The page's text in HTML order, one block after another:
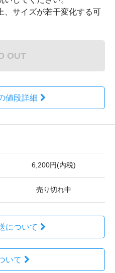
、サイズが若干変化する可
OUT
値段詳細
6,200円(内税)
売り切れ中
について
いて